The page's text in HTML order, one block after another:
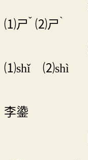
⑴ㄕˇ ⑵ㄕˋ
⑴shǐ ⑵shì
李鍌